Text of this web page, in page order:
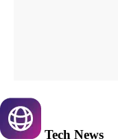
Tech News